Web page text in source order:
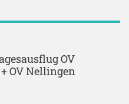
OV
OV Nellingen